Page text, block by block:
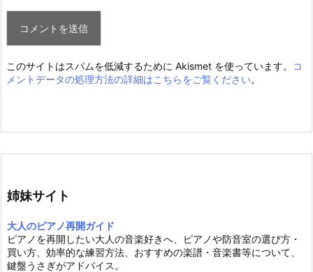
このサイトはスパムを低減するために Akismet を使っています。
コ
メントデータの処理方法の詳細はこちらをご覧ください。
姉妹サイト
大人のピアノ再開ガイド
ピアノを再開したい大人の音楽好きへ、ピアノや防音室の選び方・
買い方、効率的な練習方法、おすすめの楽譜・音楽書等について、
鍵盤うさぎがアドバイス。